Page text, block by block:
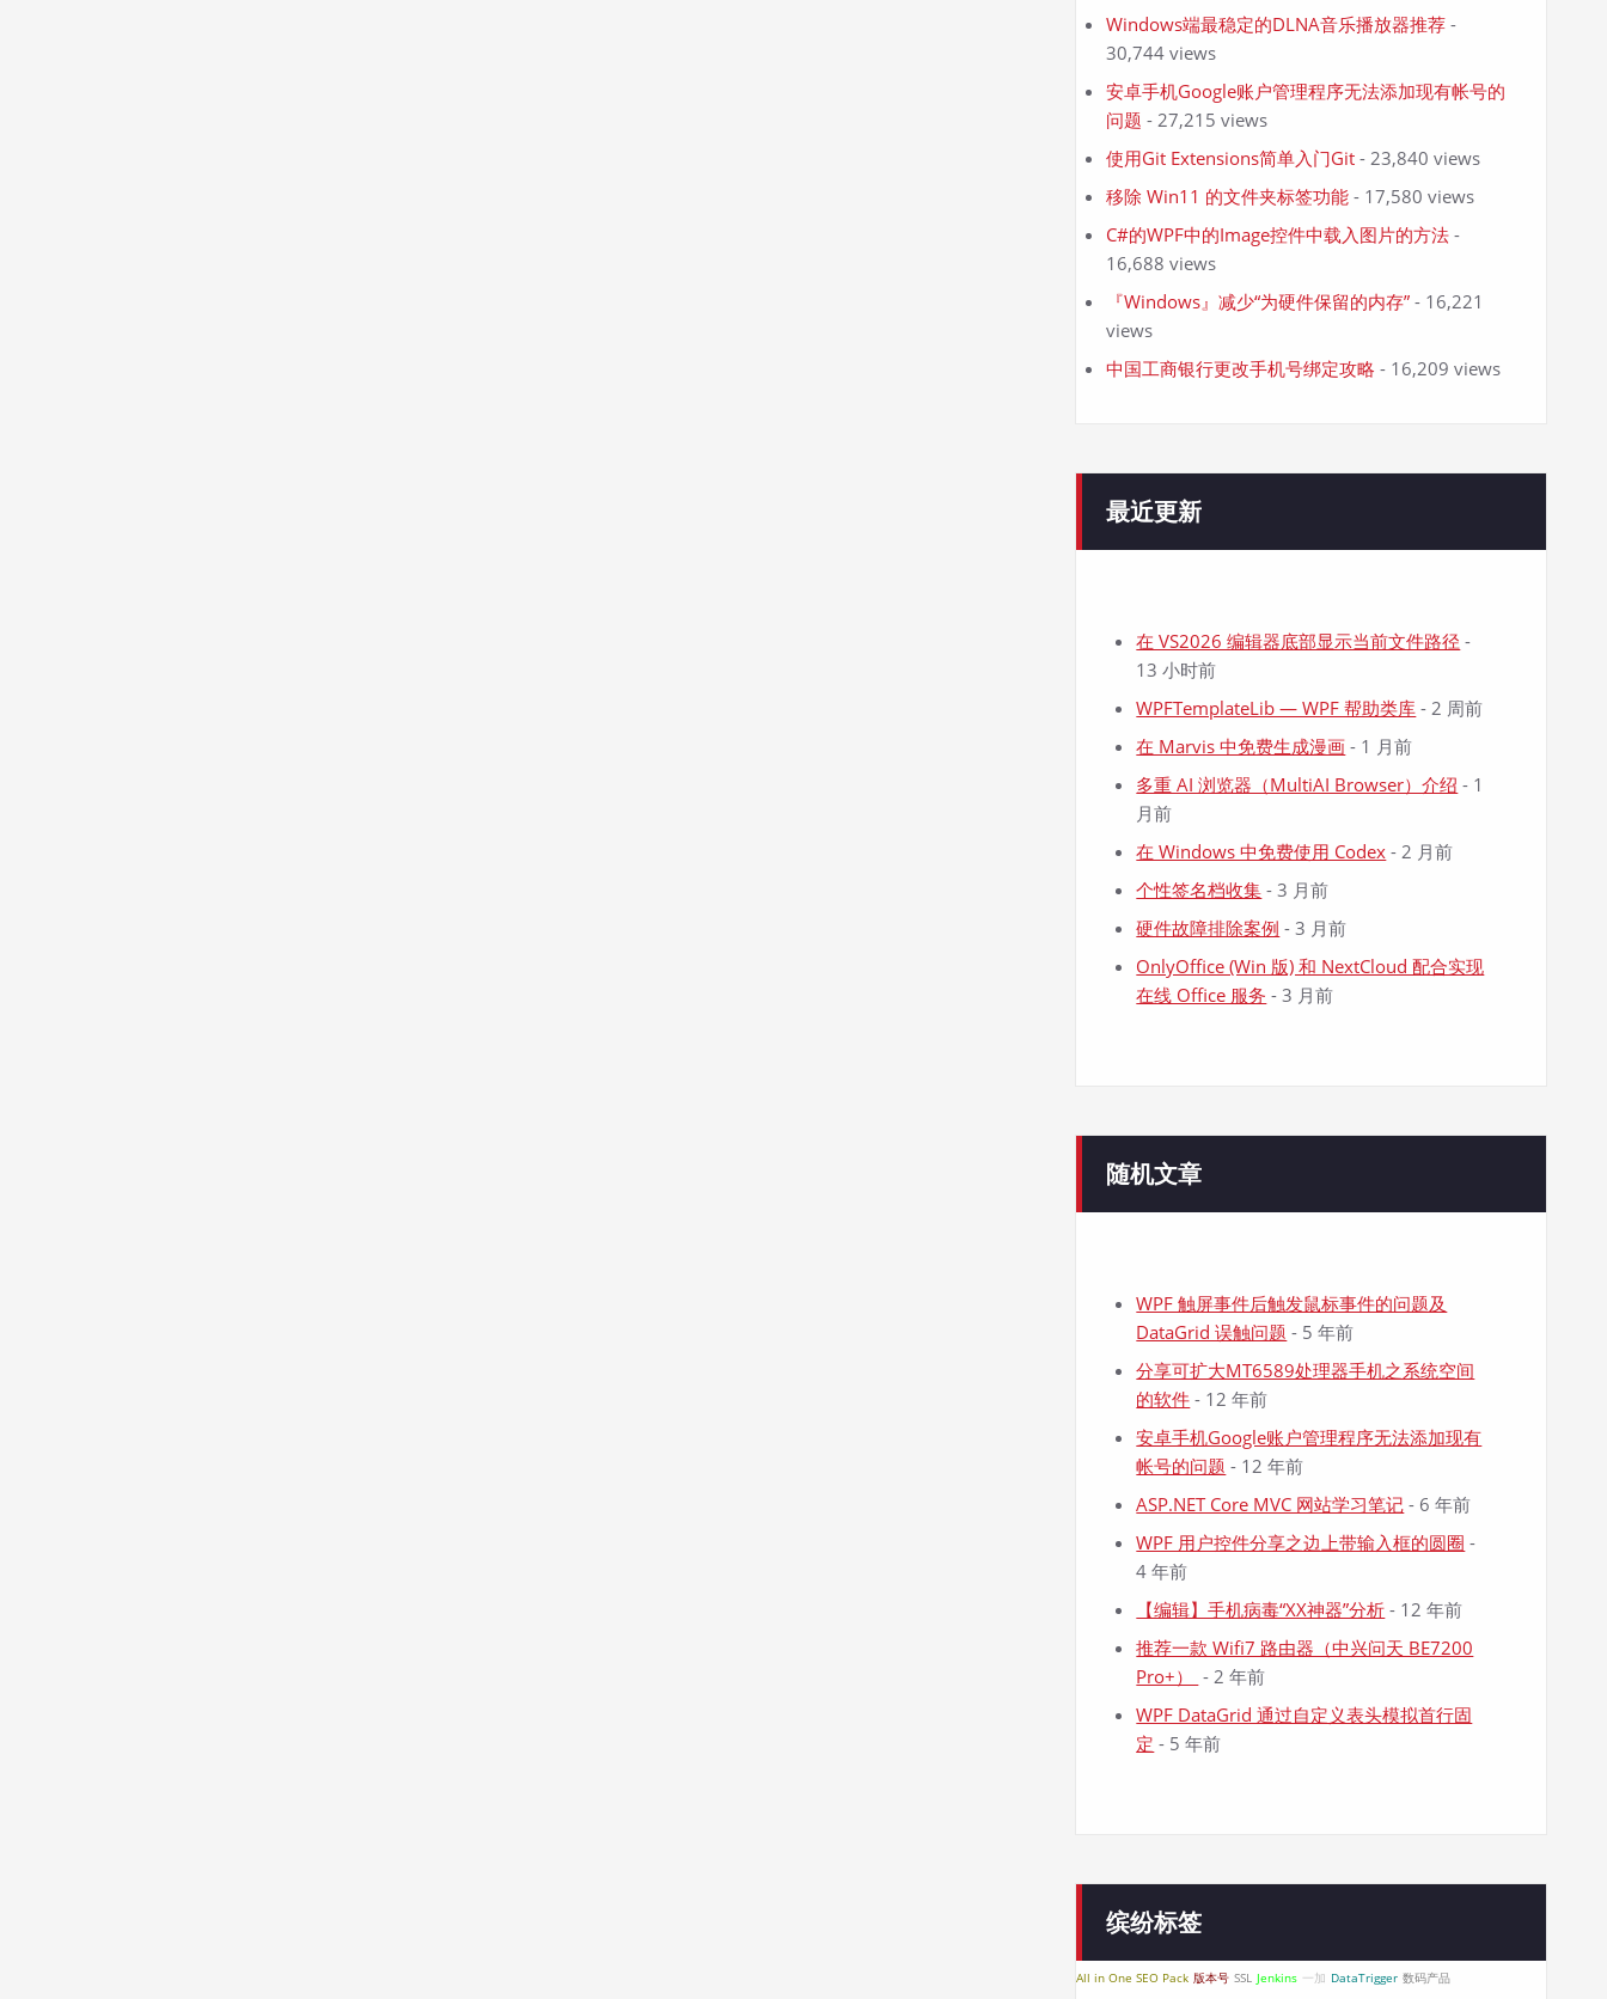
Windows端最稳定的DLNA音乐播放器推荐 -
30,744 views
安卓手机Google账户管理程序无法添加现有帐号的
问题 - 27,215 views
使用Git Extensions简单入门Git - 23,840 views
移除 Win11 的文件夹标签功能 - 17,580 views
C#的WPF中的Image控件中载入图片的方法 -
16,688 views
『Windows』减少“为硬件保留的内存” - 16,221
views
中国工商银行更改手机号绑定攻略 - 16,209 views
最近更新
在 VS2026 编辑器底部显示当前文件路径 -
13 小时前
WPFTemplateLib — WPF 帮助类库 - 2 周前
在 Marvis 中免费生成漫画 - 1 月前
多重 AI 浏览器（MultiAI Browser）介绍 - 1
月前
在 Windows 中免费使用 Codex - 2 月前
个性签名档收集 - 3 月前
硬件故障排除案例 - 3 月前
OnlyOffice (Win 版) 和 NextCloud 配合实现
在线 Office 服务 - 3 月前
随机文章
WPF 触屏事件后触发鼠标事件的问题及
DataGrid 误触问题 - 5 年前
分享可扩大MT6589处理器手机之系统空间
的软件 - 12 年前
安卓手机Google账户管理程序无法添加现有
帐号的问题 - 12 年前
ASP.NET Core MVC 网站学习笔记 - 6 年前
WPF 用户控件分享之边上带输入框的圆圈 -
4 年前
【编辑】手机病毒“XX神器”分析 - 12 年前
推荐一款 Wifi7 路由器（中兴问天 BE7200
Pro+）
- 2 年前
WPF DataGrid 通过自定义表头模拟首行固
定 - 5 年前
缤纷标签
All in One SEO Pack 版本号 SSL Jenkins 一加 DataTrigger 数码产品